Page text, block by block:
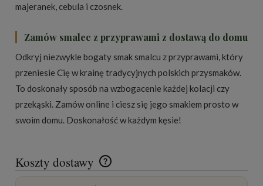
majeranek, cebula i czosnek.
Zamów smalec z przyprawami z dostawą do domu
Odkryj niezwykle bogaty smak smalcu z przyprawami, który
przeniesie Cię w krainę tradycyjnych polskich przysmaków.
To doskonały sposób na wzbogacenie każdej kolacji czy
przekąski. Zamów online i ciesz się jego smakiem prosto w
swoim domu. Doskonałość w każdym kęsie!
Koszty dostawy